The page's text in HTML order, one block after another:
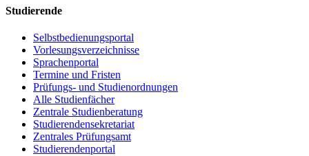
Studierende
Selbstbedienungsportal
Vorlesungsverzeichnisse
Sprachenportal
Termine und Fristen
Prüfungs- und Studienordnungen
Alle Studienfächer
Zentrale Studienberatung
Studierendensekretariat
Zentrales Prüfungsamt
Studierendenportal